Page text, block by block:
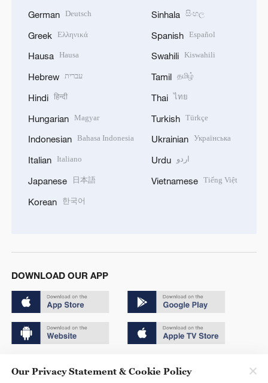
German Deutsch
Greek Ελληνικά
Hausa Hausa
Hebrew עברית
Hindi हिन्दी
Hungarian Magyar
Indonesian Bahasa Indonesia
Italian Italiano
Japanese 日本語
Korean 한국어
Sinhala සිංහල
Spanish Español
Swahili Kiswahili
Tamil தமிழ்
Thai ไทย
Turkish Türkçe
Ukrainian Українська
Urdu اردو
Vietnamese Tiếng Việt
DOWNLOAD OUR APP
Our Privacy Statement & Cookie Policy